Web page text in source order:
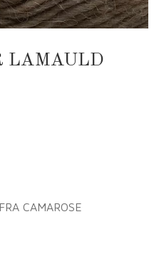
LAMAULD
CAMAROSE